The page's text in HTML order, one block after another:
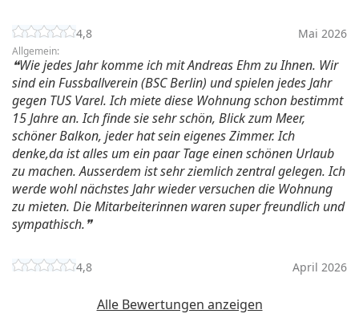
4,8 Mai 2026
Allgemein:
Wie jedes Jahr komme ich mit Andreas Ehm zu Ihnen. Wir
sind ein Fussballverein (BSC Berlin) und spielen jedes Jahr
gegen TUS Varel. Ich miete diese Wohnung schon bestimmt
15 Jahre an. Ich finde sie sehr schön, Blick zum Meer,
schöner Balkon, jeder hat sein eigenes Zimmer. Ich
denke,da ist alles um ein paar Tage einen schönen Urlaub
zu machen. Ausserdem ist sehr ziemlich zentral gelegen. Ich
werde wohl nächstes Jahr wieder versuchen die Wohnung
zu mieten. Die Mitarbeiterinnen waren super freundlich und
sympathisch.
4,8 April 2026
Alle Bewertungen anzeigen